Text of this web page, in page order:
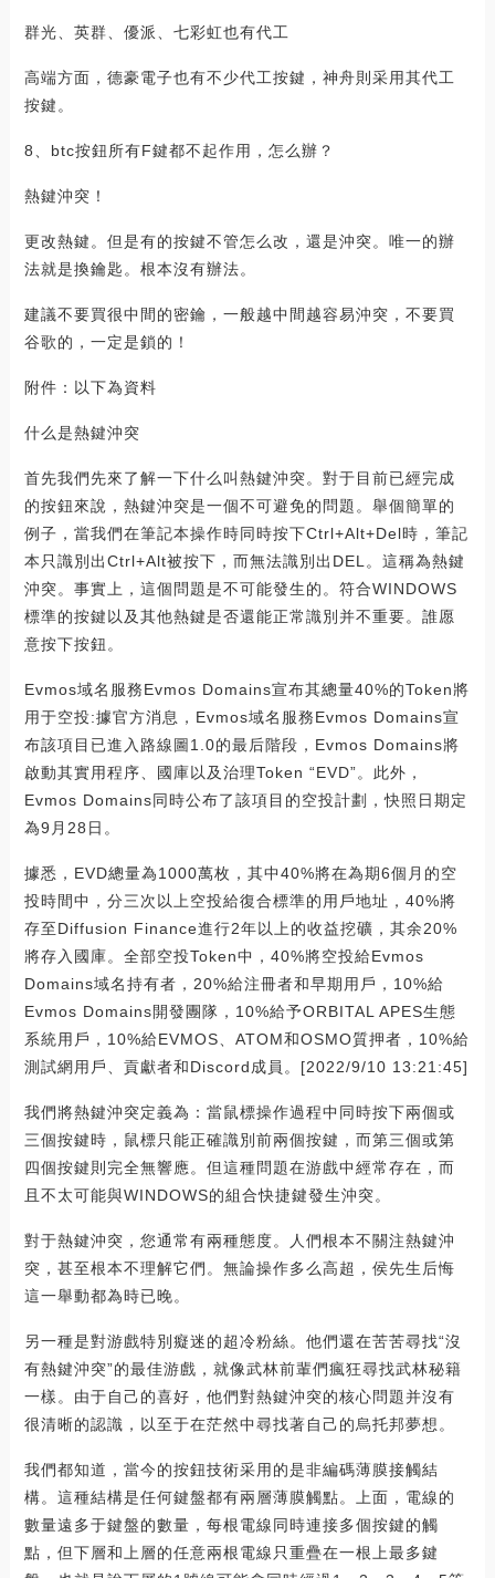
群光、英群、優派、七彩虹也有代工
高端方面，德豪電子也有不少代工按鍵，神舟則采用其代工
按鍵。
8、btc按鈕所有F鍵都不起作用，怎么辦？
熱鍵沖突！
更改熱鍵。但是有的按鍵不管怎么改，還是沖突。唯一的辦
法就是換鑰匙。根本沒有辦法。
建議不要買很中間的密鑰，一般越中間越容易沖突，不要買
谷歌的，一定是鎖的！
附件：以下為資料
什么是熱鍵沖突
首先我們先來了解一下什么叫熱鍵沖突。對于目前已經完成
的按鈕來說，熱鍵沖突是一個不可避免的問題。舉個簡單的
例子，當我們在筆記本操作時同時按下Ctrl+Alt+Del時，筆記
本只識別出Ctrl+Alt被按下，而無法識別出DEL。這稱為熱鍵
沖突。事實上，這個問題是不可能發生的。符合WINDOWS
標準的按鍵以及其他熱鍵是否還能正常識別并不重要。誰愿
意按下按鈕。
Evmos域名服務Evmos Domains宣布其總量40%的Token將
用于空投:據官方消息，Evmos域名服務Evmos Domains宣
布該項目已進入路線圖1.0的最后階段，Evmos Domains將
啟動其實用程序、國庫以及治理Token “EVD”。此外，
Evmos Domains同時公布了該項目的空投計劃，快照日期定
為9月28日。
據悉，EVD總量為1000萬枚，其中40%將在為期6個月的空
投時間中，分三次以上空投給復合標準的用戶地址，40%將
存至Diffusion Finance進行2年以上的收益挖礦，其余20%
將存入國庫。全部空投Token中，40%將空投給Evmos
Domains域名持有者，20%給注冊者和早期用戶，10%給
Evmos Domains開發團隊，10%給予ORBITAL APES生態
系統用戶，10%給EVMOS、ATOM和OSMO質押者，10%給
測試網用戶、貢獻者和Discord成員。[2022/9/10 13:21:45]
我們將熱鍵沖突定義為：當鼠標操作過程中同時按下兩個或
三個按鍵時，鼠標只能正確識別前兩個按鍵，而第三個或第
四個按鍵則完全無響應。但這種問題在游戲中經常存在，而
且不太可能與WINDOWS的組合快捷鍵發生沖突。
對于熱鍵沖突，您通常有兩種態度。人們根本不關注熱鍵沖
突，甚至根本不理解它們。無論操作多么高超，侯先生后悔
這一舉動都為時已晚。
另一種是對游戲特別癡迷的超冷粉絲。他們還在苦苦尋找“沒
有熱鍵沖突”的最佳游戲，就像武林前輩們瘋狂尋找武林秘籍
一樣。由于自己的喜好，他們對熱鍵沖突的核心問題并沒有
很清晰的認識，以至于在茫然中尋找著自己的烏托邦夢想。
我們都知道，當今的按鈕技術采用的是非編碼薄膜接觸結
構。這種結構是任何鍵盤都有兩層薄膜觸點。上面，電線的
數量遠多于鍵盤的數量，每根電線同時連接多個按鍵的觸
點，但下層和上層的任意兩根電線只重疊在一根上最多鍵